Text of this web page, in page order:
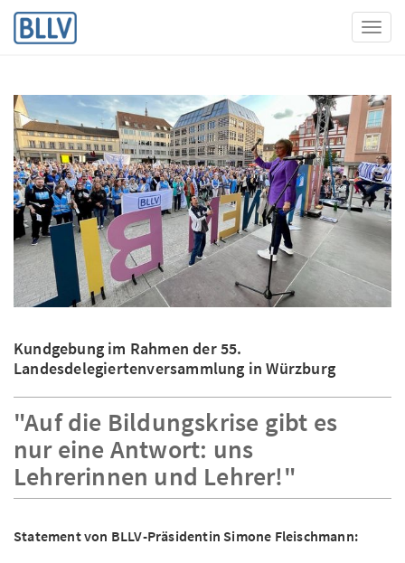
Kundgebung im Rahmen der 55.
Landesdelegiertenversammlung in Würzburg
"Auf die Bildungskrise gibt es
nur eine Antwort: uns
Lehrerinnen und Lehrer!"
Statement von BLLV-Präsidentin Simone Fleischmann: